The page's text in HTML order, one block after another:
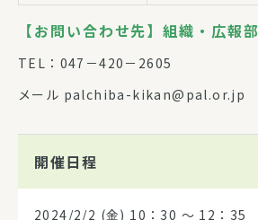
【お問い合わせ先】組織・広報部
TEL：047－420－2605
メール palchiba-kikan@pal.or.jp
開催日程
2024/2/2 (金) 10：30 〜 12：35